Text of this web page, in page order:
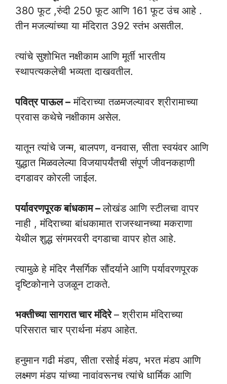
380 फूट ,रुंदी 250 फूट आणि 161 फूट उंच आहे .
तीन मजल्यांच्या या मंदिरात 392 स्तंभ असतील.
त्यांचे सुशोभित नक्षीकाम आणि मूर्ती भारतीय
स्थापत्यकलेची भव्यता दाखवतील.
पवित्र पाऊल – मंदिराच्या तळमजल्यावर श्रीरामाच्या
प्रवास कथेचे नक्षीकाम असेल.
यातून त्यांचे जन्म, बालपण, वनवास, सीता स्वयंवर आणि
युद्धात मिळवलेल्या विजयापर्यंतची संपूर्ण जीवनकहाणी
दगडावर कोरली जाईल.
पर्यावरणपूरक बांधकाम –लोखंड आणि स्टीलचा वापर
नाही , मंदिराच्या बांधकामात राजस्थानच्या मकराणा
येथील शुद्ध संगमरवरी दगडाचा वापर होत आहे.
त्यामुळे हे मंदिर नैसर्गिक सौंदर्याने आणि पर्यावरणपूरक
दृष्टिकोनाने उजळून टाकते.
भक्तीच्या सागरात चार मंदिरे– श्रीराम मंदिराच्या
परिसरात चार प्रार्थना मंडप आहेत.
हनुमान गढी मंडप, सीता रसोई मंडप, भरत मंडप आणि
लक्ष्मण मंडप यांच्या नावांवरूनच त्यांचे धार्मिक आणि